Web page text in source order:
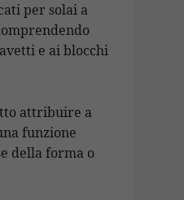
per solai a
e ai blocchi
attribuire a
funzione
della forma o